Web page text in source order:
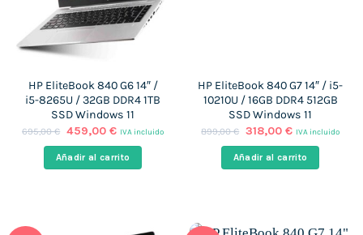
HP EliteBook 840 G6 14″ /
i5-8265U / 32GB DDR4 1TB
SSD Windows 11
695,00€ El
original
era:
459,00 €El
actual
es:
IVA incluido
Añadir al carrito
HP EliteBook 840 G7 14″ / i5-
10210U / 16GB DDR4 512GB
SSD Windows 11
899,00€ El
original
era:
318,00 €El
actual
es:
IVA incluido
Añadir al carrito